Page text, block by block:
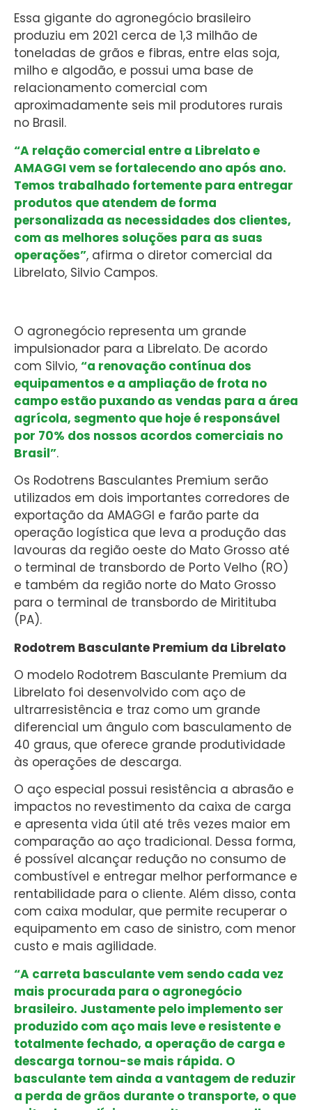
Essa gigante do agronegócio brasileiro
produziu em 2021 cerca de 1,3 milhão de
toneladas de grãos e fibras, entre elas soja,
milho e algodão, e possui uma base de
relacionamento comercial com
aproximadamente seis mil produtores rurais
no Brasil.
“A relação comercial entre a Librelato e
AMAGGI vem se fortalecendo ano após ano.
Temos trabalhado fortemente para entregar
produtos que atendem de forma
personalizada as necessidades dos clientes,
com as melhores soluções para as suas
operações”, afirma o diretor comercial da
Librelato, Silvio Campos.
O agronegócio representa um grande
impulsionador para a Librelato. De acordo
com Silvio, “a renovação contínua dos
equipamentos e a ampliação de frota no
campo estão puxando as vendas para a área
agrícola, segmento que hoje é responsável
por 70% dos nossos acordos comerciais no
Brasil”.
Os Rodotrens Basculantes Premium serão
utilizados em dois importantes corredores de
exportação da AMAGGI e farão parte da
operação logística que leva a produção das
lavouras da região oeste do Mato Grosso até
o terminal de transbordo de Porto Velho (RO)
e também da região norte do Mato Grosso
para o terminal de transbordo de Miritituba
(PA).
Rodotrem Basculante Premium da Librelato
O modelo Rodotrem Basculante Premium da
Librelato foi desenvolvido com aço de
ultrarresistência e traz como um grande
diferencial um ângulo com basculamento de
40 graus, que oferece grande produtividade
às operações de descarga.
O aço especial possui resistência a abrasão e
impactos no revestimento da caixa de carga
e apresenta vida útil até três vezes maior em
comparação ao aço tradicional. Dessa forma,
é possível alcançar redução no consumo de
combustível e entregar melhor performance e
rentabilidade para o cliente. Além disso, conta
com caixa modular, que permite recuperar o
equipamento em caso de sinistro, com menor
custo e mais agilidade.
“A carreta basculante vem sendo cada vez
mais procurada para o agronegócio
brasileiro. Justamente pelo implemento ser
produzido com aço mais leve e resistente e
totalmente fechado, a operação de carga e
descarga tornou-se mais rápida. O
basculante tem ainda a vantagem de reduzir
a perda de grãos durante o transporte, o que